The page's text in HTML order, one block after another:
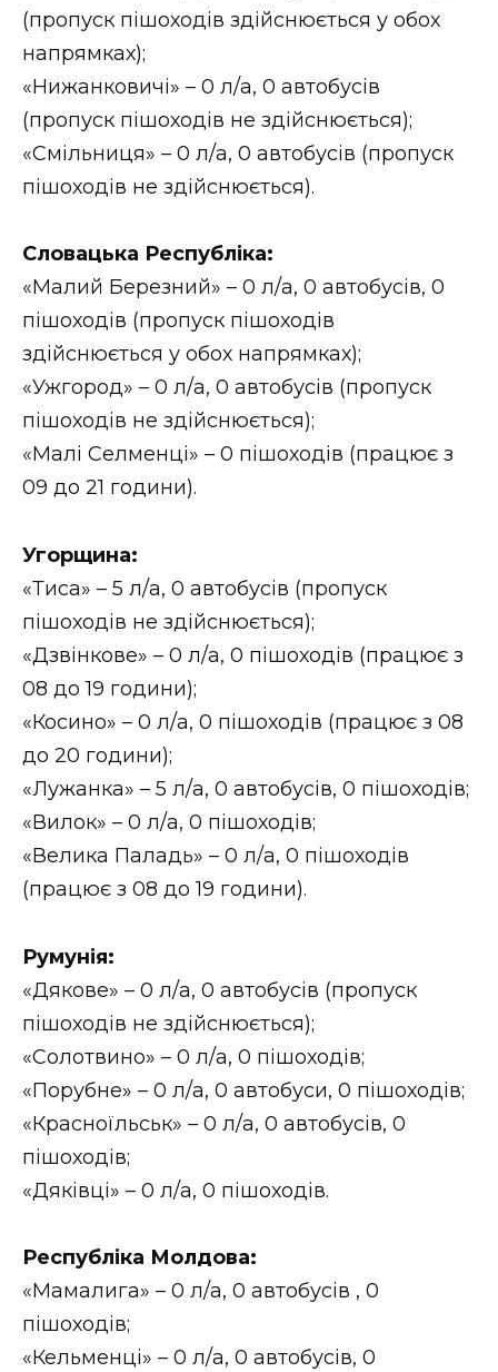
(пропуск пішоходів здійснюється у обох
напрямках);
«Нижанковичі» – 0 л/а, 0 автобусів
(пропуск пішоходів не здійснюється);
«Смільниця» – 0 л/а, 0 автобусів (пропуск
пішоходів не здійснюється).
Словацька Республіка:
«Малий Березний» – 0 л/а, 0 автобусів, 0
пішоходів (пропуск пішоходів
здійснюється у обох напрямках);
«Ужгород» – 0 л/а, 0 автобусів (пропуск
пішоходів не здійснюється);
«Малі Селменці» – 0 пішоходів (працює з
09 до 21 години).
Угорщина:
«Тиса» – 5 л/а, 0 автобусів (пропуск
пішоходів не здійснюється);
«Дзвінкове» – 0 л/а, 0 пішоходів (працює з
08 до 19 години);
«Косино» – 0 л/а, 0 пішоходів (працює з 08
до 20 години);
«Лужанка» – 5 л/а, 0 автобусів, 0 пішоходів;
«Вилок» – 0 л/а, 0 пішоходів;
«Велика Паладь» – 0 л/а, 0 пішоходів
(працює з 08 до 19 години).
Румунія:
«Дякове» – 0 л/а, 0 автобусів (пропуск
пішоходів не здійснюється);
«Солотвино» – 0 л/а, 0 пішоходів;
«Порубне» – 0 л/а, 0 автобуси, 0 пішоходів;
«Красноїльськ» – 0 л/а, 0 автобусів, 0
пішоходів;
«Дяківці» – 0 л/а, 0 пішоходів.
Республіка Молдова:
«Мамалига» – 0 л/а, 0 автобусів , 0
пішоходів;
«Кельменці» – 0 л/а, 0 автобусів, 0